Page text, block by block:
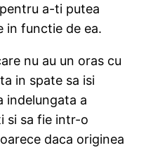
a-ti putea
in functie de ea.
nu au un oras cu
in spate sa isi
indelungata a
si sa fie intr-o
daca originea